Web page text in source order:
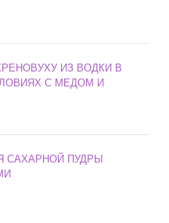
ИЗ ВОДКИ В
С МЕДОМ И
САХАРНОЙ ПУДРЫ